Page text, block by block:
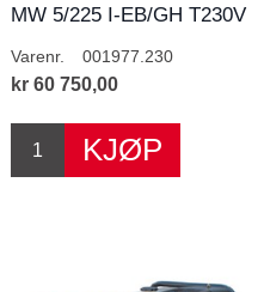
MW 5/225 I-EB/GH T230V
Varenr. 001977.230
kr 60 750,00